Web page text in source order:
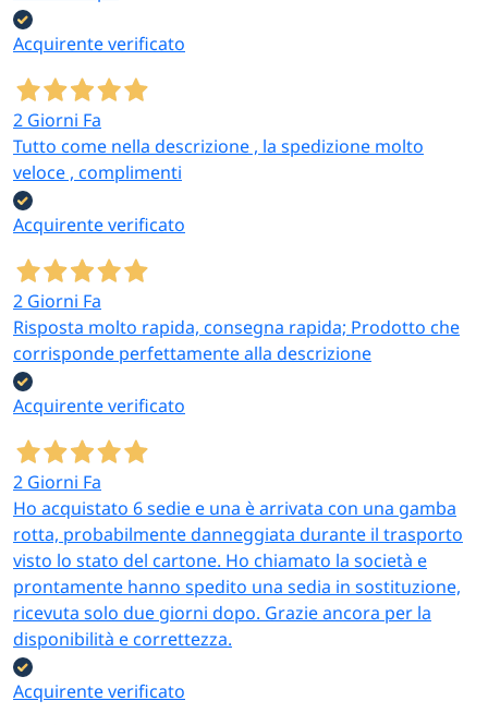
Acquirente verificato
2 Giorni Fa
Tutto come nella descrizione , la spedizione molto
veloce , complimenti
Acquirente verificato
2 Giorni Fa
Risposta molto rapida, consegna rapida; Prodotto che
corrisponde perfettamente alla descrizione
Acquirente verificato
2 Giorni Fa
Ho acquistato 6 sedie e una è arrivata con una gamba
rotta, probabilmente danneggiata durante il trasporto
visto lo stato del cartone. Ho chiamato la società e
prontamente hanno spedito una sedia in sostituzione,
ricevuta solo due giorni dopo. Grazie ancora per la
disponibilità e correttezza.
Acquirente verificato